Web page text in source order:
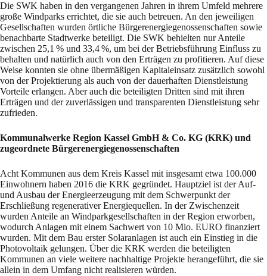
Die SWK haben in den vergangenen Jahren in ihrem Umfeld mehrere
große Windparks errichtet, die sie auch betreuen. An den jeweiligen
Gesellschaften wurden örtliche Bürgerenergiegenossenschaften sowie
benachbarte Stadtwerke beteiligt. Die SWK behielten nur Anteile
zwischen 25,1 % und 33,4 %, um bei der Betriebsführung Einfluss zu
behalten und natürlich auch von den Erträgen zu profitieren. Auf diese
Weise konnten sie ohne übermäßigen Kapitaleinsatz zusätzlich sowohl
von der Projektierung als auch von der dauerhaften Dienstleistung
Vorteile erlangen. Aber auch die beteiligten Dritten sind mit ihren
Erträgen und der zuverlässigen und transparenten Dienstleistung sehr
zufrieden.
Kommunalwerke Region Kassel GmbH & Co. KG (KRK) und
zugeordnete Bürgerenergiegenossenschaften
Acht Kommunen aus dem Kreis Kassel mit insgesamt etwa 100.000
Einwohnern haben 2016 die KRK gegründet. Hauptziel ist der Auf-
und Ausbau der Energieerzeugung mit dem Schwerpunkt der
Erschließung regenerativer Energiequellen. In der Zwischenzeit
wurden Anteile an Windparkgesellschaften in der Region erworben,
wodurch Anlagen mit einem Sachwert von 10 Mio. EURO finanziert
wurden. Mit dem Bau erster Solaranlagen ist auch ein Einstieg in die
Photovoltaik gelungen. Über die KRK werden die beteiligten
Kommunen an viele weitere nachhaltige Projekte herangeführt, die sie
allein in dem Umfang nicht realisieren würden.